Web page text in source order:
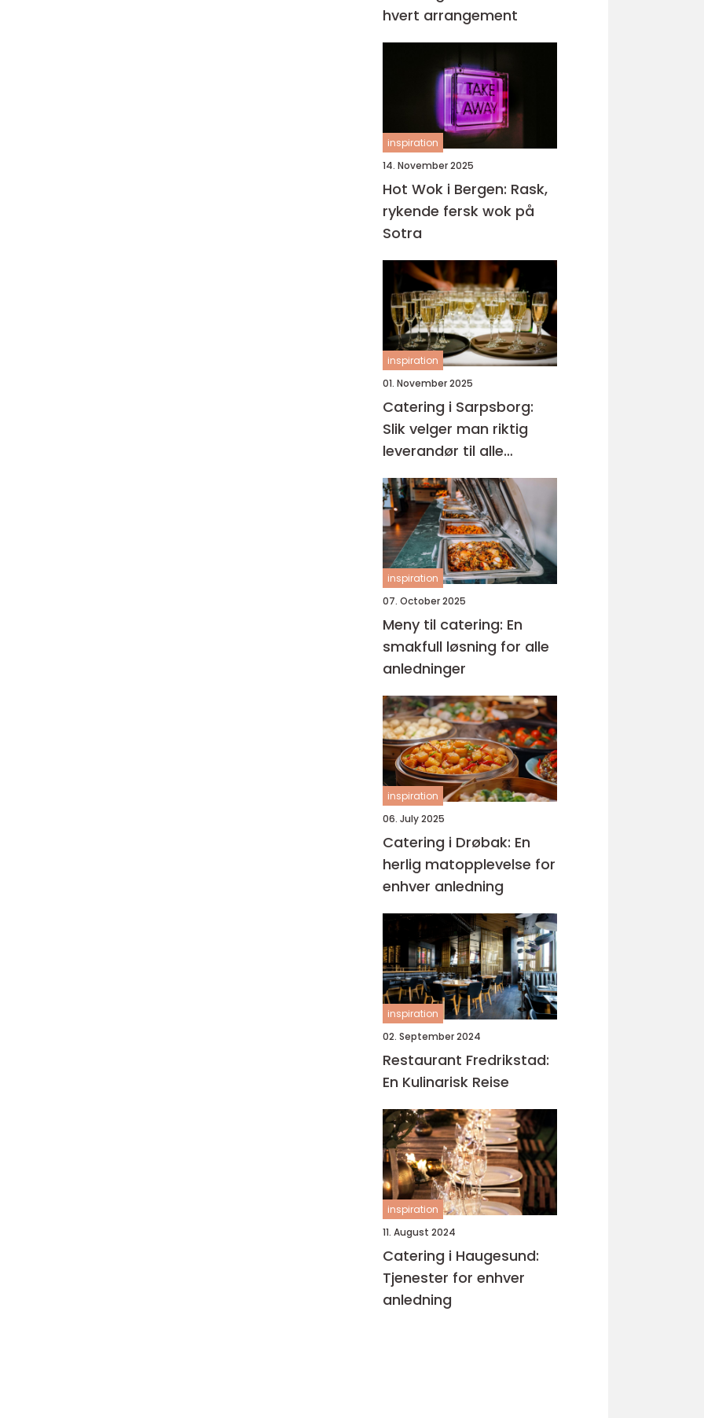
hvert arrangement
inspiration
14. November 2025
Hot Wok i Bergen: Rask,
rykende fersk wok på
Sotra
inspiration
01. November 2025
Catering i Sarpsborg:
Slik velger man riktig
leverandør til alle
anledninger
inspiration
07. October 2025
Meny til catering: En
smakfull løsning for alle
anledninger
inspiration
06. July 2025
Catering i Drøbak: En
herlig matopplevelse for
enhver anledning
inspiration
02. September 2024
Restaurant Fredrikstad:
En Kulinarisk Reise
inspiration
11. August 2024
Catering i Haugesund:
Tjenester for enhver
anledning